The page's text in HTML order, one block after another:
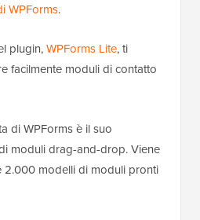
WPForms.
plugin,WPForms Lite, ti
facilmente moduli di contatto
di WPForms è il suo
moduli drag-and-drop. Viene
2.000 modelli di moduli pronti